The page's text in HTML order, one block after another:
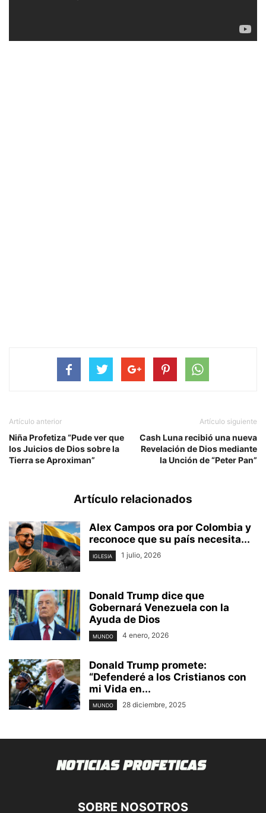
Artículo anterior
Niña Profetiza “Pude ver que
los Juicios de Dios sobre la
Tierra se Aproximan”
Artículo siguiente
Cash Luna recibió una nueva
Revelación de Dios mediante
la Unción de “Peter Pan”
Artículo relacionados
Alex Campos ora por Colombia y
reconoce que su país necesita...
IGLESIA 1 julio, 2026
Donald Trump dice que
Gobernará Venezuela con la
Ayuda de Dios
MUNDO 4 enero, 2026
Donald Trump promete:
“Defenderé a los Cristianos con
mi Vida en...
MUNDO 28 diciembre, 2025
SOBRE NOSOTROS